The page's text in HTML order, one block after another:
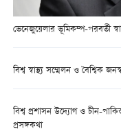
ভেনেজুয়েলার ভূমিকম্প-পরবর্তী
বিশ্ব স্বাস্থ্য সম্মেলন ও বৈশ্বিক
বিশ্ব প্রশাসন উদ্যোগ ও চীন-
প্রসঙ্গকথা